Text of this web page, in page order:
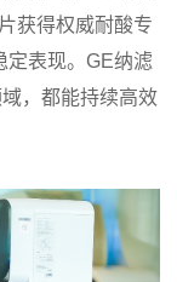
获得权威耐酸专
定表现。GE纳滤
，都能持续高效